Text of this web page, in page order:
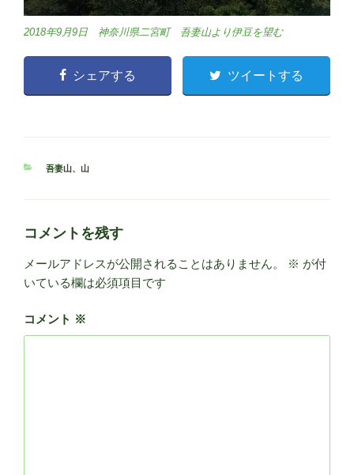
2018年9月9日 神奈川県二宮町 吾妻山より伊豆を望む
シェアする ツイートする
カ
吾妻山、 山
コメントを残す
メールアドレスが公開されることはありません。 ※ が付
いている欄は必須項目です
コメント ※